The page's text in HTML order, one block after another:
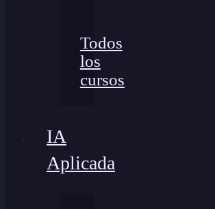
Todos
los
cursos
IA
Aplicada